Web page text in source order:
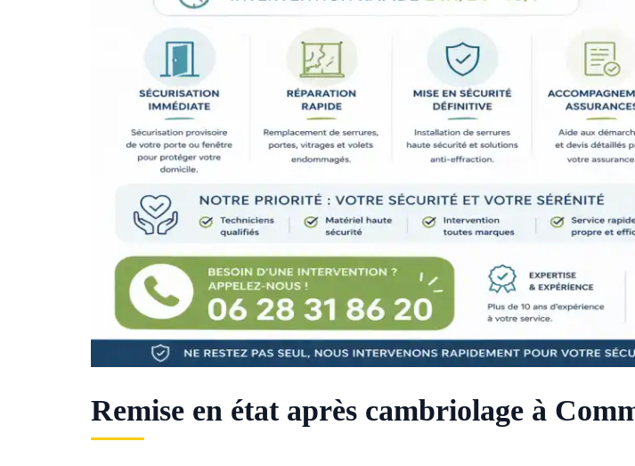
Remise en état après cambriolage à